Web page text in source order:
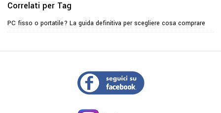
Correlati per Tag
PC fisso o portatile? La guida definitiva per scegliere cosa comprare